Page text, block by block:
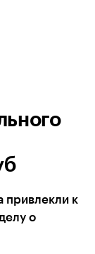
привлекли к
о